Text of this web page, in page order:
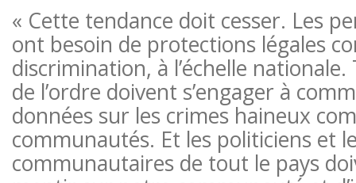
« Cette tendance doit cesser. Les
ont besoin de protections légales
discrimination, à l’échelle
de l’ordre doivent s’engager à
données sur les crimes haineux
communautés. Et les politiciens et
communautaires de tout le pays